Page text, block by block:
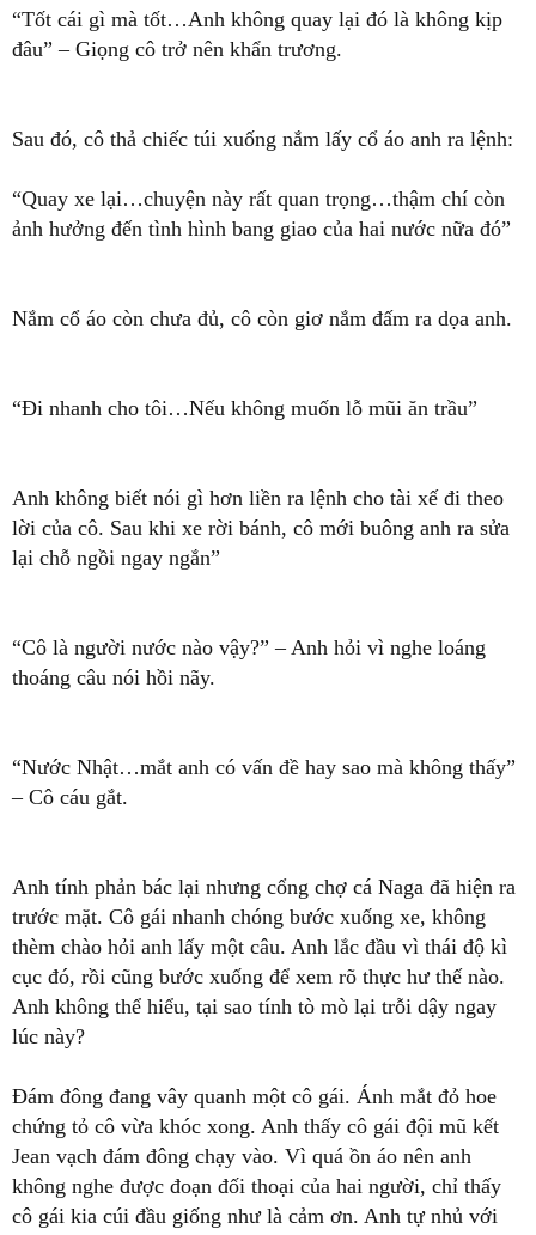
“Tốt cái gì mà tốt…Anh không quay lại đó là không kịp
đâu” – Giọng cô trở nên khẩn trương.
Sau đó, cô thả chiếc túi xuống nắm lấy cổ áo anh ra lệnh:
“Quay xe lại…chuyện này rất quan trọng…thậm chí còn
ảnh hưởng đến tình hình bang giao của hai nước nữa đó”
Nắm cổ áo còn chưa đủ, cô còn giơ nắm đấm ra dọa anh.
“Đi nhanh cho tôi…Nếu không muốn lỗ mũi ăn trầu”
Anh không biết nói gì hơn liền ra lệnh cho tài xế đi theo
lời của cô. Sau khi xe rời bánh, cô mới buông anh ra sửa
lại chỗ ngồi ngay ngắn”
“Cô là người nước nào vậy?” – Anh hỏi vì nghe loáng
thoáng câu nói hồi nãy.
“Nước Nhật…mắt anh có vấn đề hay sao mà không thấy”
– Cô cáu gắt.
Anh tính phản bác lại nhưng cổng chợ cá Naga đã hiện ra
trước mặt. Cô gái nhanh chóng bước xuống xe, không
thèm chào hỏi anh lấy một câu. Anh lắc đầu vì thái độ kì
cục đó, rồi cũng bước xuống để xem rõ thực hư thế nào.
Anh không thể hiểu, tại sao tính tò mò lại trỗi dậy ngay
lúc này?
Đám đông đang vây quanh một cô gái. Ánh mắt đỏ hoe
chứng tỏ cô vừa khóc xong. Anh thấy cô gái đội mũ kết
Jean vạch đám đông chạy vào. Vì quá ồn áo nên anh
không nghe được đoạn đối thoại của hai người, chỉ thấy
cô gái kia cúi đầu giống như là cảm ơn. Anh tự nhủ với